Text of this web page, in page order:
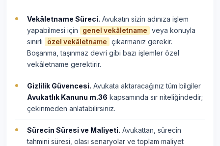
Vekâletname Süreci. Avukatın sizin adınıza işlem
yapabilmesi için
genel vekâletname
veya konuyla
sınırlı
özel vekâletname
çıkarmanız gerekir.
Boşanma, taşınmaz devri gibi bazı işlemler özel
vekâletname gerektirir.
Gizlilik Güvencesi. Avukata aktaracağınız tüm bilgiler
Avukatlık Kanunu m.36 kapsamında sır niteliğindedir;
çekinmeden anlatabilirsiniz.
Sürecin Süresi ve Maliyeti. Avukattan, sürecin
tahmini süresi, olası senaryolar ve toplam maliyet